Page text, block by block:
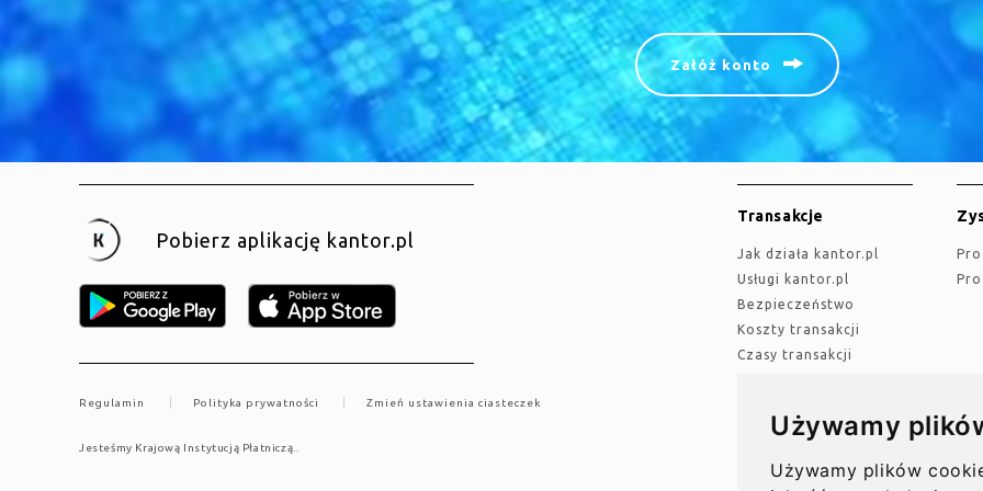
Używamy
Używamy plików
Załóż konto
Pobierz aplikację kantor.pl
Regulamin Polityka prywatności Zmień ustawienia ciasteczek
Jesteśmy Krajową Instytucją Płatniczą..
Transakcje
jak działa kantor.pl
Usługi kantor.pl
Bezpieczeństwo
Koszty transakcji
Czasy transakcji
Przelewy
Przelewy w Polsce